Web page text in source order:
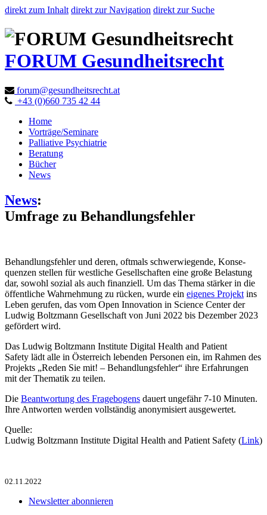
direkt zum Inhalt direkt zur Navigation direkt zur Suche
FORUM Gesundheitsrecht
forum@gesundheitsrecht.at
+43 (0)660 735 42 44
Home
Vorträge/Seminare
Palliative Psychiatrie
Beratung
Bücher
News
News:
Umfrage zu Behandlungsfehler
Behandlungsfehler und deren, oftmals schwerwiegende, Konse­
quenzen stellen für westliche Gesellschaften eine große Belastung
dar, sowohl sozial als auch finanziell. Um das Thema stärker in die
öffentliche Wahrnehmung zu rücken, wurde ein eigenes Projekt ins
Leben gerufen, das vom Open Innovation in Science Center der
Ludwig Boltzmann Gesellschaft von Juni 2022 bis Dezember 2023
gefördert wird.
Das Ludwig Boltzmann Institute Digital Health and Patient
Safety lädt alle in Österreich lebenden Personen ein, im Rahmen des
Projekts „Reden Sie mit! – Behandlungsfehler“ ihre Erfahrungen
mit der Thematik zu teilen.
Die Beantwortung des Fragebogens dauert ungefähr 7-10 Minuten.
Ihre Antworten werden vollständig anonymisiert ausgewertet.
Quelle:
Ludwig Boltzmann Institute Digital Health and Patient Safety (Link)
02.11.2022
Newsletter abonnieren